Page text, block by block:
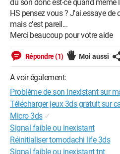
du son donc est-ce quand même
HS pensez vous ? J'ai.essaye
mais c'est pareil...
Merci beaucoup pour votre aide
Répondre (1) Moi aussi
A voir également:
Problème de son inexistant sur
Télécharger jeux 3ds gratuit sur
Micro 3ds ✓
Signal faible ou inexistant
Réinitialiser tomodachi life 3ds
Signal faible ou inexistant tnt